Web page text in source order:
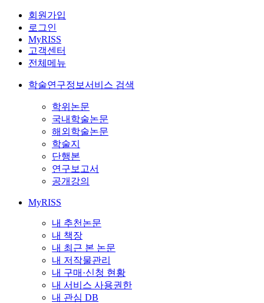
회원가입
로그인
MyRISS
고객센터
전체메뉴
학술연구정보서비스 검색
학위논문
국내학술논문
해외학술논문
학술지
단행본
연구보고서
공개강의
MyRISS
내 추천논문
내 책장
내 최근 본 논문
내 저작물관리
내 구매·신청 현황
내 서비스 사용권한
내 관심 DB